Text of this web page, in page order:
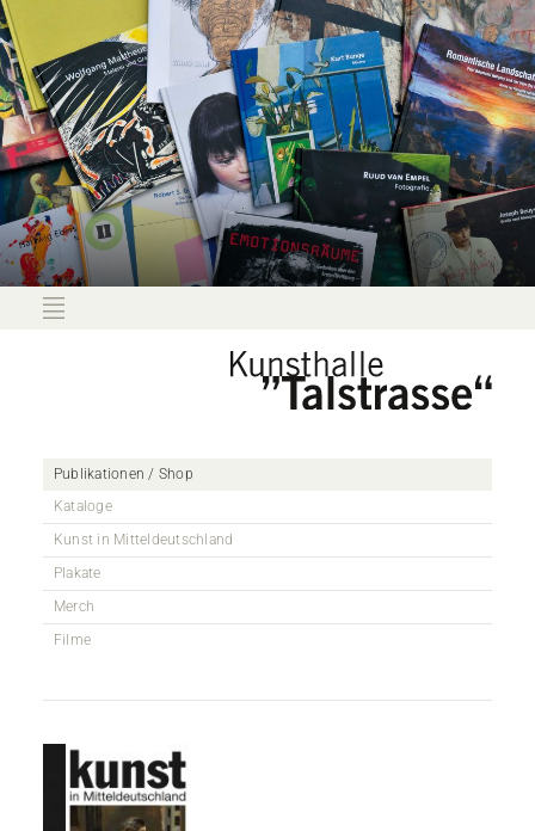
Publikationen / Shop
Kataloge
Kunst in Mitteldeutschland
Plakate
Merch
Filme